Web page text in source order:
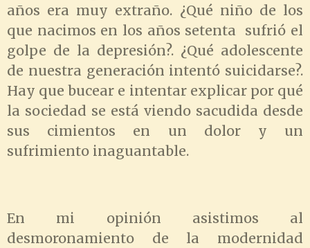
años era muy extraño. ¿Qué niño de los
que nacimos en los años setenta sufrió el
golpe de la depresión?. ¿Qué adolescente
de nuestra generación intentó suicidarse?.
Hay que bucear e intentar explicar por qué
la sociedad se está viendo sacudida desde
sus cimientos en un dolor y un
sufrimiento inaguantable.
En mi opinión asistimos al
desmoronamiento de la modernidad